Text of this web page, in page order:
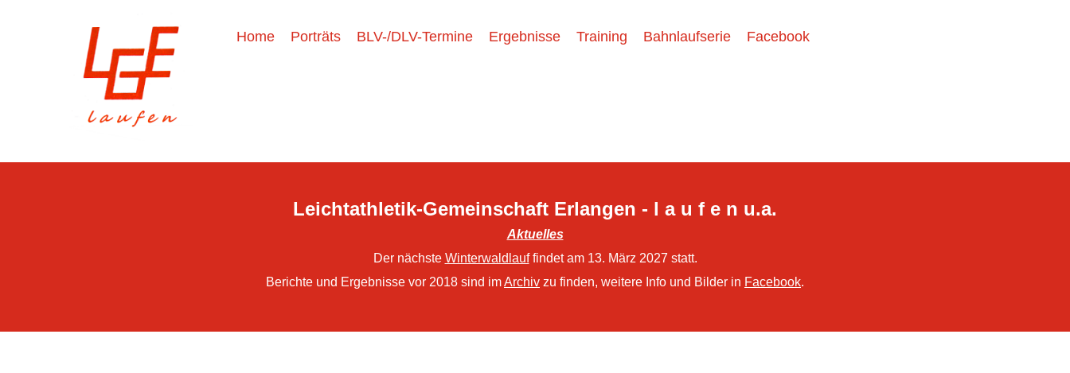
Home Porträts BLV-/DLV-Termine Ergebnisse Training Bahnlaufserie Facebook
Leichtathletik-Gemeinschaft Erlangen - l a u f e n u.a.
Aktuelles
Der nächste Winterwaldlauffindet am 13. März 2027 statt.
Berichte und Ergebnisse vor 2018 sind imArchiv zu finden, weitere Info und Bilder in Facebook.